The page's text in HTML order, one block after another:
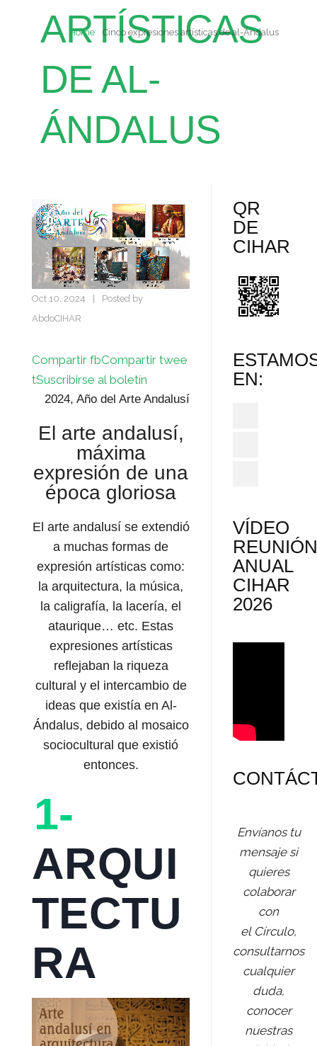
ARTÍSTICAS
DE AL-
ÁNDALUS
Home Cinco expresiones artísticas de al-Ándalus
Oct 10, 2024 |
Posted by
AbdoCIHAR
Compartir fbCompartir twee
tSuscribirse al boletín
2024, Año del Arte Andalusí
El arte andalusí,
máxima
expresión de una
época gloriosa
El arte andalusí se extendió
a muchas formas de
expresión artísticas como:
la arquitectura, la música,
la caligrafía, la lacería, el
ataurique… etc. Estas
expresiones artísticas
reflejaban la riqueza
cultural y el intercambio de
ideas que existía en Al-
Ándalus, debido al mosaico
sociocultural que existió
entonces.
1-
ARQUI
TECTU
RA
QR
DE
CIHAR
EN:
VÍDEO
ANUAL
CIHAR
2026
Envíanos tu
mensaje si
quieres
colaborar
con
el Círculo,
consultarnos
cualquier
duda,
conocer
nuestras